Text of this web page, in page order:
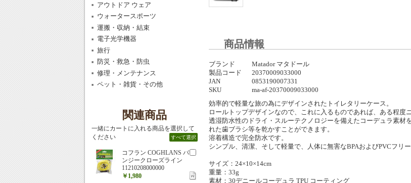
商品情報
ブランド
Matador マタドール
製品コード
20370009033000
JAN
0853190007331
SKU
ma-af-20370009033000
効率的で軽量な旅の為にデザインされたトイレタリーケース。
ロールトップデザインなので、これに入るものであれば、ある程度
透湿防水性のドライ・スルーテクノロジーを備えたコーデュラ素
れた歯ブラシ等を乾かすことができます。
溶着構造で完全防水です。
シンプル、清潔、そして軽量で、人体に無害なBPAおよびPVCフリー
サイズ：24×10×14cm
重量：33g
素材：30デニールコーデュラ TPU コーティング
アウトドア ウェア
ウォータースポーツ
運搬・収納・結束
電子光学機器
旅行
防災・救急・防虫
修理・メンテナンス
ペット・雑貨・その他
関連商品
一緒にカートに入れる商品を選択して
ください
すべて選択
コフラン COGHLANS バ
ンジークローズライン
11210208000000
￥1,980